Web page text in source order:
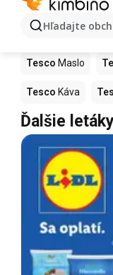
Hľadajte
Ďalšie
Tesco Pizza
Tesco Maslo
Tesco Káva
Ďalšie